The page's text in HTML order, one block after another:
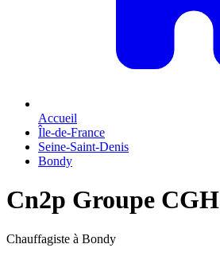
Accueil
Île-de-France
Seine-Saint-Denis
Bondy
Cn2p Groupe CGH
Chauffagiste à Bondy